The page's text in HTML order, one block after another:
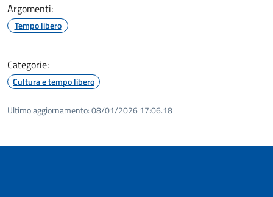
Argomenti:
Tempo libero
Categorie:
Cultura e tempo libero
Ultimo aggiornamento:08/01/2026 17:06.18